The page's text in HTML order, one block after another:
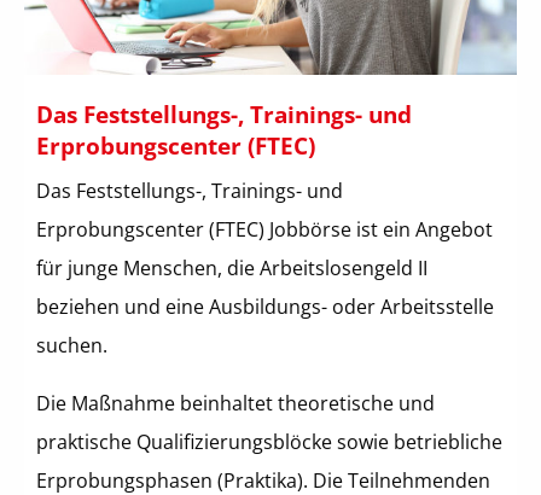
Das Feststellungs-, Trainings- und
Erprobungscenter (FTEC)
Das Feststellungs-, Trainings- und
Erprobungscenter (FTEC) Jobbörse ist ein Angebot
für junge Menschen, die Arbeitslosengeld II
beziehen und eine Ausbildungs- oder Arbeitsstelle
suchen.
Die Maßnahme beinhaltet theoretische und
praktische Qualifizierungsblöcke sowie betriebliche
Erprobungsphasen (Praktika). Die Teilnehmenden